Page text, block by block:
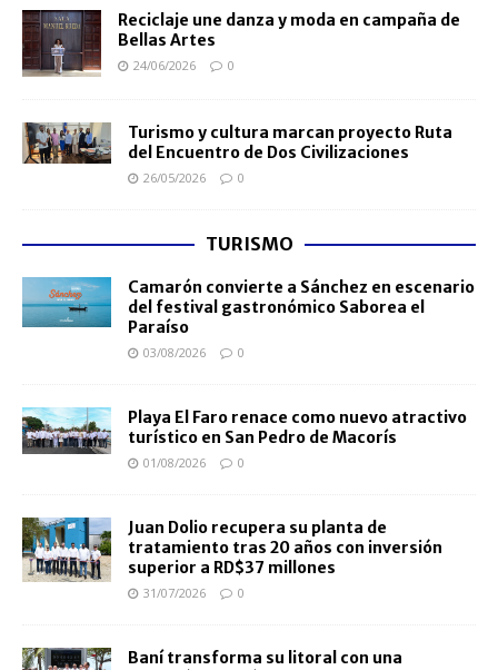
Reciclaje une danza y moda en campaña de
Bellas Artes
24/06/2026 0
Turismo y cultura marcan proyecto Ruta
del Encuentro de Dos Civilizaciones
26/05/2026 0
TURISMO
Camarón convierte a Sánchez en escenario
del festival gastronómico Saborea el
Paraíso
03/08/2026 0
Playa El Faro renace como nuevo atractivo
turístico en San Pedro de Macorís
01/08/2026 0
Juan Dolio recupera su planta de
tratamiento tras 20 años con inversión
superior a RD$37 millones
31/07/2026 0
Baní transforma su litoral con una